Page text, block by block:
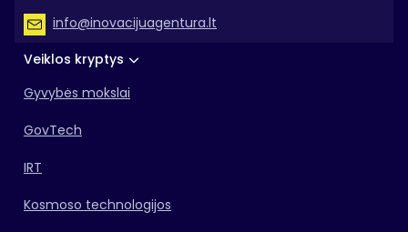
Veiklos kryptys
Gyvybės mokslai
GovTech
IRT
Kosmoso technologijos
info@inovacijuagentura.lt